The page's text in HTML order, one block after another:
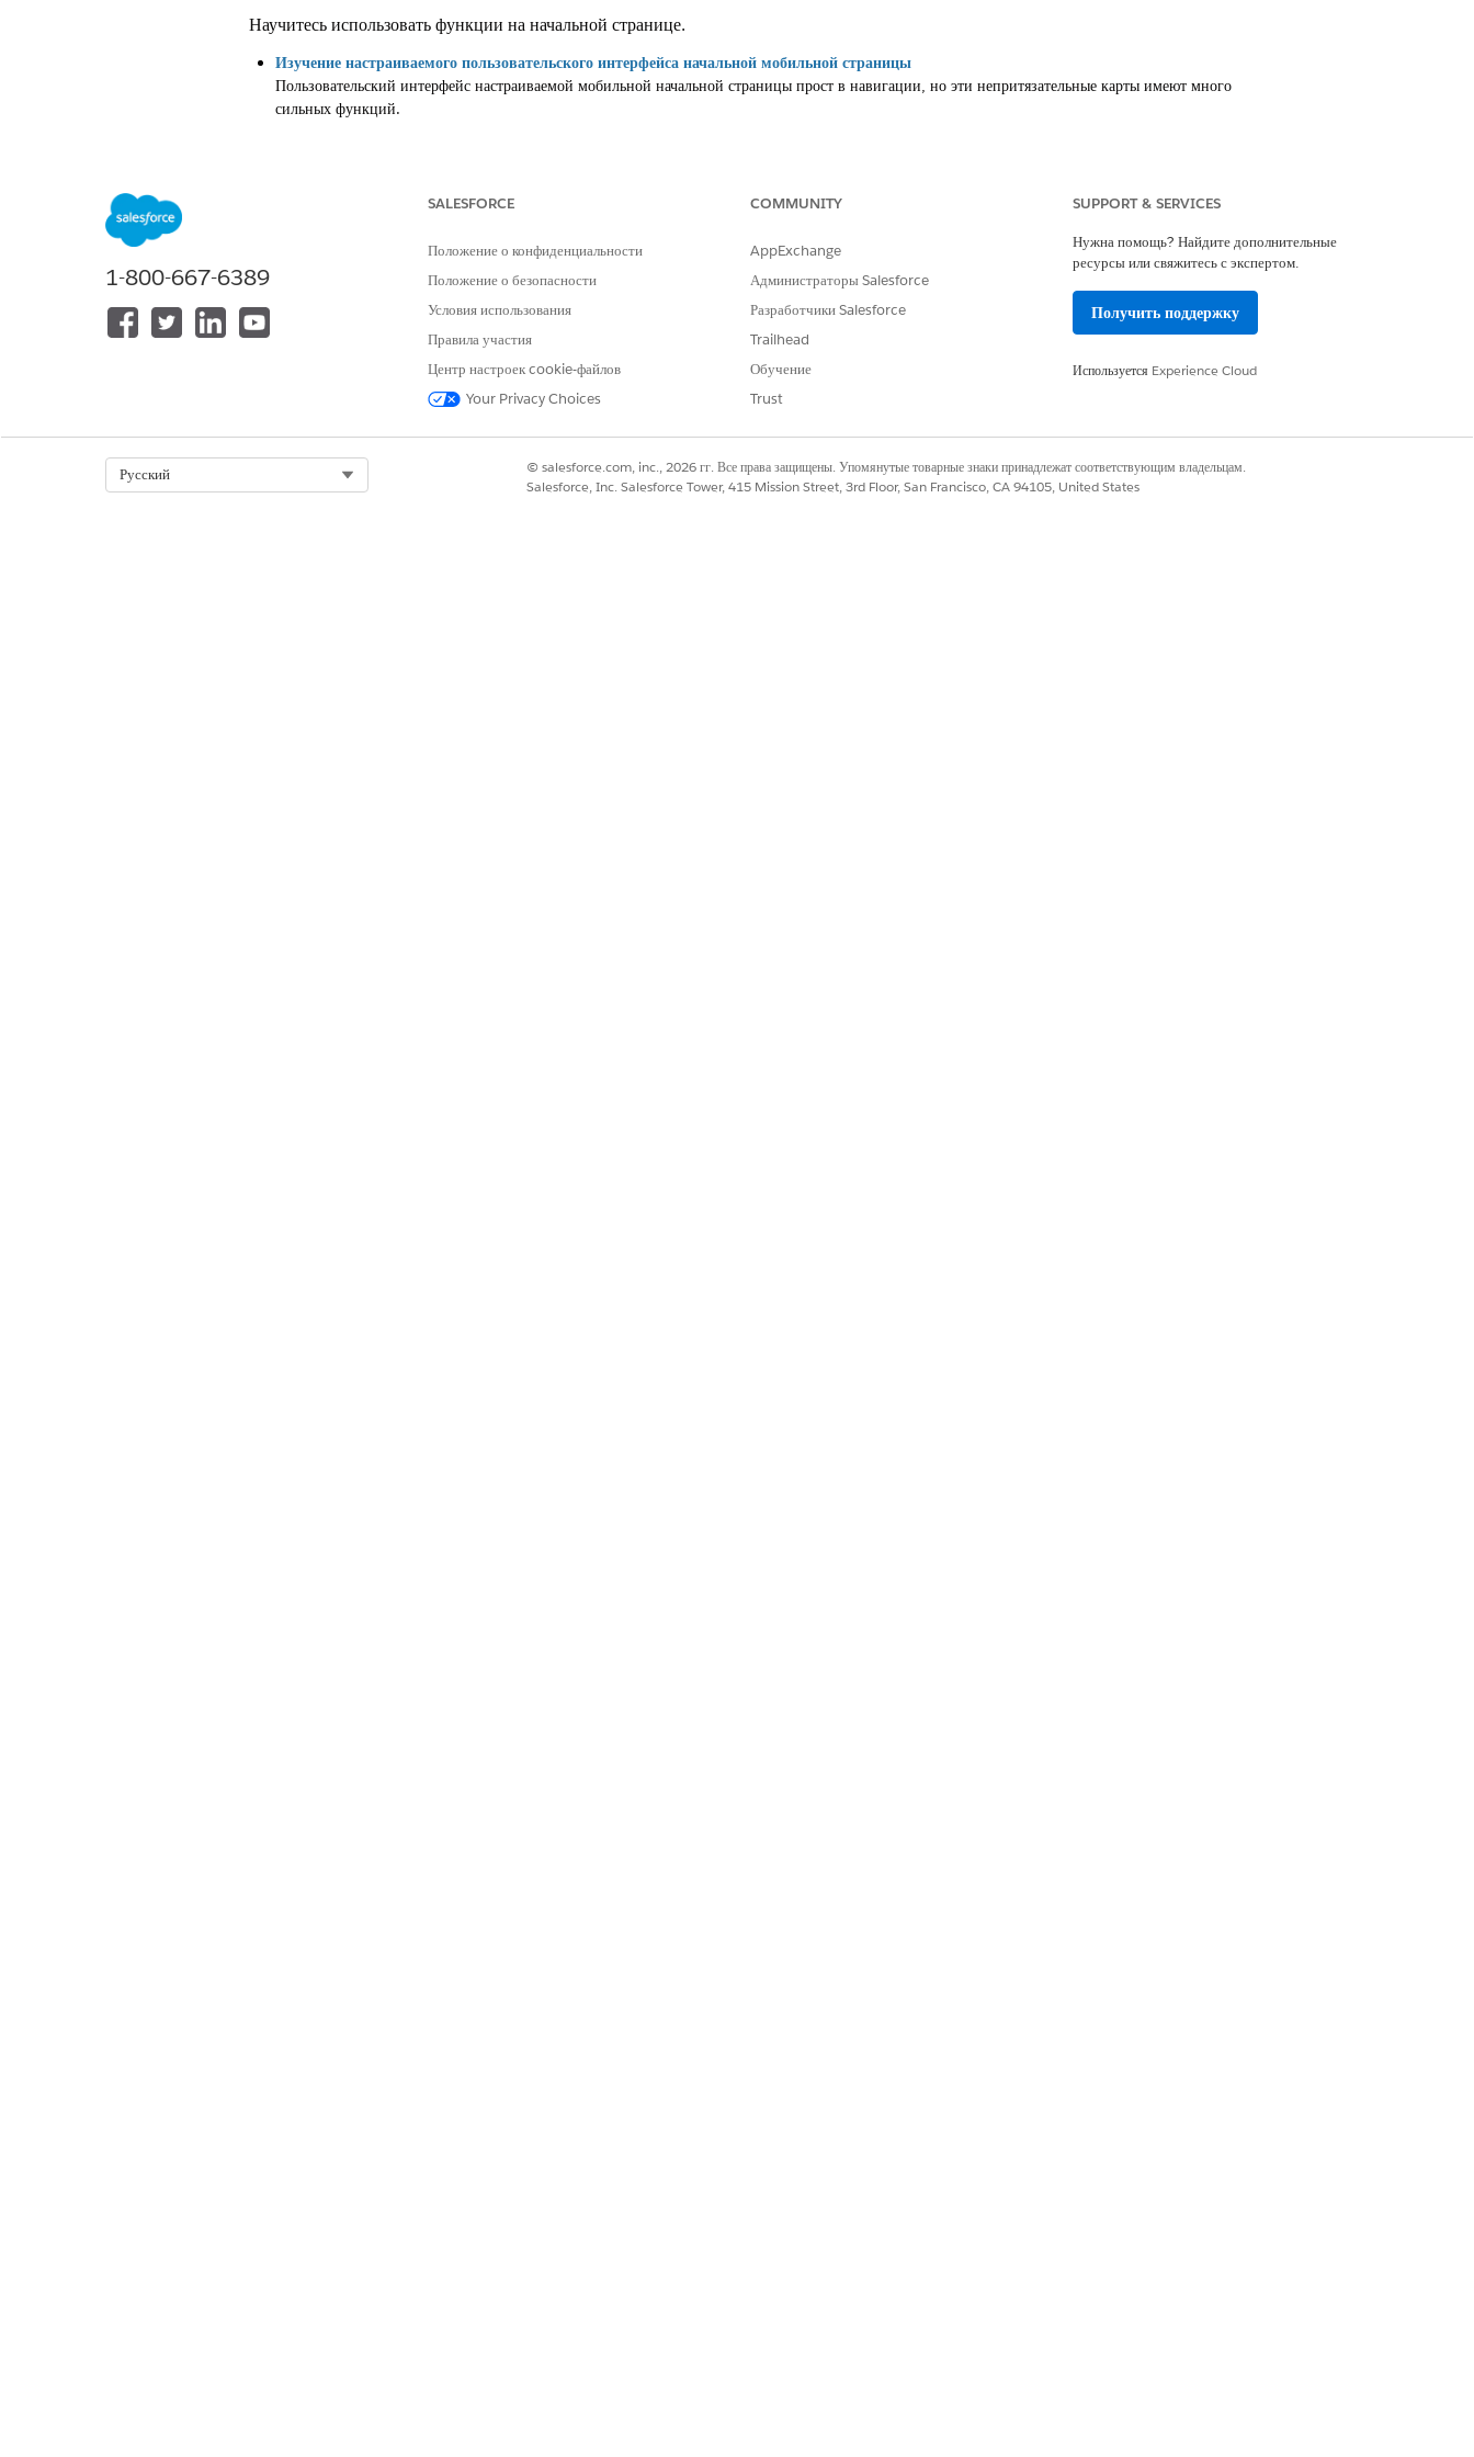
Научитесь использовать функции на начальной странице.
Изучение настраиваемого пользовательского интерфейса начальной мобильной страницы
Пользовательский интерфейс настраиваемой мобильной начальной страницы прост в навигации, но эти непритязательные карты имеют много
сильных функций.
Оставьте свой отзыв, чтобы мы могли стать лучше!
Да Нет
1-800-667-6389
SALESFORCE
Положение о конфиденциальности
Положение о безопасности
Условия использования
Правила участия
Центр настроек cookie-файлов
Your Privacy Choices
COMMUNITY
AppExchange
Администраторы Salesforce
Разработчики Salesforce
Trailhead
Обучение
Trust
SUPPORT & SERVICES
Нужна помощь? Найдите дополнительные
ресурсы или свяжитесь с экспертом.
Получить поддержку
Используется Experience Cloud
Русский
© salesforce.com, inc., 2026 гг. Все права защищены. Упомянутые товарные знаки принадлежат соответствующим владельцам.
Salesforce, Inc. Salesforce Tower, 415 Mission Street, 3rd Floor, San Francisco, CA 94105, United States